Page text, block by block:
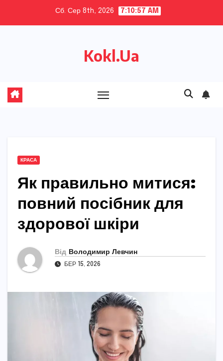
Сб. Сер 8th, 2026 7:10:58 AM
Kokl.Ua
КРАСА
Як правильно митися:
повний посібник для
здорової шкіри
Від Володимир Левчин
БЕР 15, 2026